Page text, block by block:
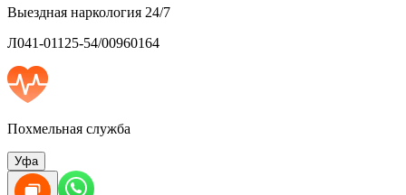
Выездная наркология 24/7
Л041-01125-54/00960164
Похмельная служба
Уфа